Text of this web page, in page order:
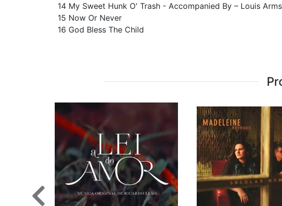
14 My Sweet Hunk O' Trash - Accompanied By – Louis
15 Now Or Never
16 God Bless The Child